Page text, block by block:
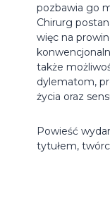
pozbawia go
Chirurg
więc na
także
dylematom,
życia oraz
Powieść
tytułem,